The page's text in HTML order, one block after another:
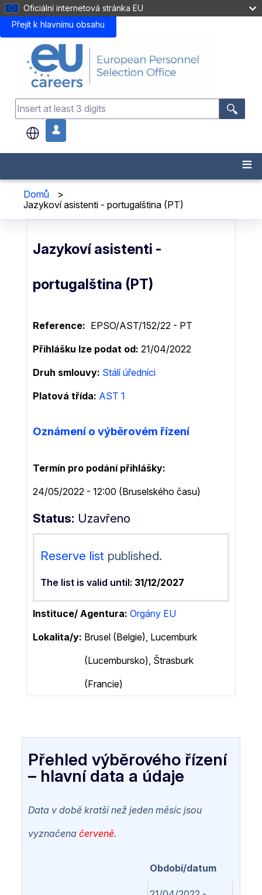
Přejít k hlavnímu obsahu
Oficiální internetová stránka EU
.
Domů
>
Jazykoví asistenti - portugalština (PT)
Jazykoví asistenti -
portugalština (PT)
Reference: EPSO/AST/152/22 - PT
Přihlášku lze podat od 21/04/2022
Druh smlouvy Stálí úředníci
Platová třída: AST 1
Oznámení o výběrovém řízení
Termín pro podání přihlášky
24/05/2022 - 12:00 (Bruselského času)
Status Uzavřeno
Reserve list published.
The list is valid until: 31/12/2027
Instituce/ Agentura Orgány EU
Lokalita/y: Brusel (Belgie), Lucemburk
(Lucembursko), Štrasburk
(Francie)
Přehled výběrového řízení
– hlavní data a údaje
Data v době kratší než jeden měsíc jsou
vyznačena červeně.
Období/datum